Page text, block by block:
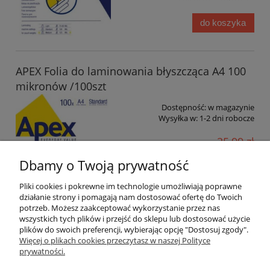
do koszyka
APEX Folia do laminowania błyszcząca A4 100
mikronów /100szt
Dostępność:w magazynie
Wysyłka w: 1-2 dni robocze
25,99 zł
Cena netto:21,13 zł
do koszyka
Dbamy o Twoją prywatność
Pliki cookies i pokrewne im technologie umożliwiają poprawne
działanie strony i pomagają nam dostosować ofertę do Twoich
potrzeb. Możesz zaakceptować wykorzystanie przez nas
wszystkich tych plików i przejść do sklepu lub dostosować użycie
plików do swoich preferencji, wybierając opcję "Dostosuj zgody".
Więcej o plikach cookies przeczytasz w naszej Polityce
prywatności.